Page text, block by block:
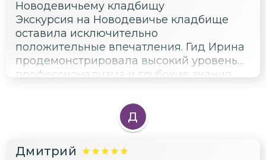
Новодевичьему кладбищу
Экскурсия на Новодевичье кладбище
оставила исключительно
положительные впечатления. Гид Ирина
продемонстрировала высокий уровень
профессионализма и глубокие знания
на высоте, все прошло минута в минуту.
Д
Дмитрий